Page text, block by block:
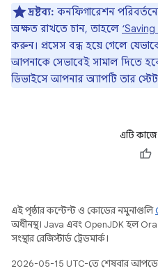
দ্রষ্টব্য: কনফিগারেশন
অক্ষত রাখতে চান, তাহলে
করুন। প্রসেস বন্ধ হয়ে গেলে
আপনাকে সেভাবেই সামাল দিতে
ডিভাইসে আপনার অ্যাপটি তার
এটি
এই পৃষ্ঠার কন্টেন্ট ও কোডের নমুনাগুলি
অধীনস্থ। Java এবং OpenJDK হল
সংস্থার রেজিস্টার্ড ট্রেডমার্ক।
2026-05-15 UTC-তে শেষবার